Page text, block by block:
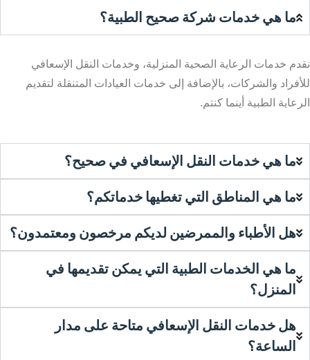
ما هي خدمات شركة صحيح الطبية؟
نقدم خدمات الرعاية الصحية المنزلية، وخدمات النقل الإسعافي
للأفراد والشركات، بالإضافة إلى خدمات العيادات المتنقلة لتقديم
الرعاية الطبية أينما كنتم.
ما هي خدمات النقل الإسعافي في صحيح؟
ما هي المناطق التي تغطيها خدماتكم؟
هل الأطباء والممرضين لديكم مرخصون ومعتمدون؟
ما هي الخدمات الطبية التي يمكن تقديمها في
المنزل؟
هل خدمات النقل الإسعافي متاحة على مدار
الساعة؟